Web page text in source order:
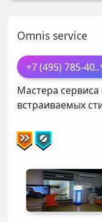
Omnis service
+7 (495) 785-40
Мастера
встраиваемых